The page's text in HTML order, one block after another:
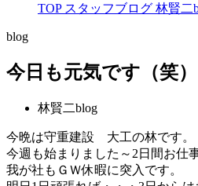
TOP スタッフブログ 林賢二
blog
今日も元気です（笑）
林賢二blog
今晩は守重建設 大工の林です。
今週も始まりました～2日間お仕
我が社もＧＷ休暇に突入です。